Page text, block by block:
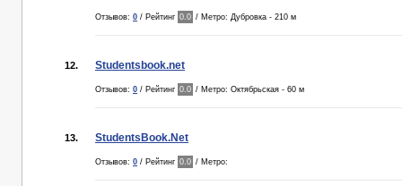
Отзывов: 0 / Рейтинг 0.0 / Метро: Дубровка - 210 м
12. Studentsbook.net
Отзывов: 0 / Рейтинг 0.0 / Метро: Октябрьская - 60 м
13. StudentsBook.Net
Отзывов: 0 / Рейтинг 0.0 / Метро: